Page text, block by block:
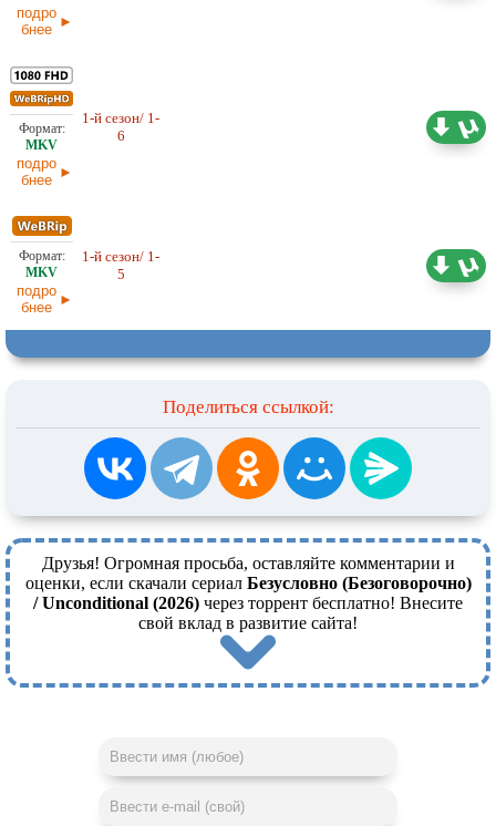
подро
бнее
подро
бнее
1-й сезон/ 1-
6
подро
бнее
1-й сезон/ 1-
5
Поделиться ссылкой:
Друзья! Огромная просьба, оставляйте комментарии и
оценки, если скачали сериал Безусловно (Безоговорочно)
/ Unconditional (2026) через торрент бесплатно! Внесите
свой вклад в развитие сайта!